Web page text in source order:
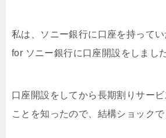
私は、ソニー銀行に口座を持って
for ソニー銀行に口座開設をしました
口座開設をしてから長期割りサー
ことを知ったので、結構ショックで